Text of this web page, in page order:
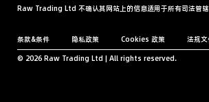
Raw Trading Ltd 不确认其网站上的信息适用于所有司法管辖
条款&条件 隐私政策 Cookies 政策
法规
© 2026 Raw Trading Ltd | All rights reserved.